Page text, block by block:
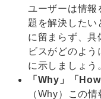
ユーザーは情報
題を解決したい
に留まらず、具
ビスがどのよ
に示しましょう
「Why」「
（Why）この